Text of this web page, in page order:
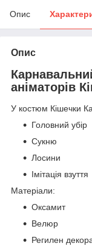
Опис
Опис
аніматорів
У костюм Кішечки
Головний убір
Сукню
Лосини
Імітація взуття
Матеріали:
Оксамит
Велюр
Регилен